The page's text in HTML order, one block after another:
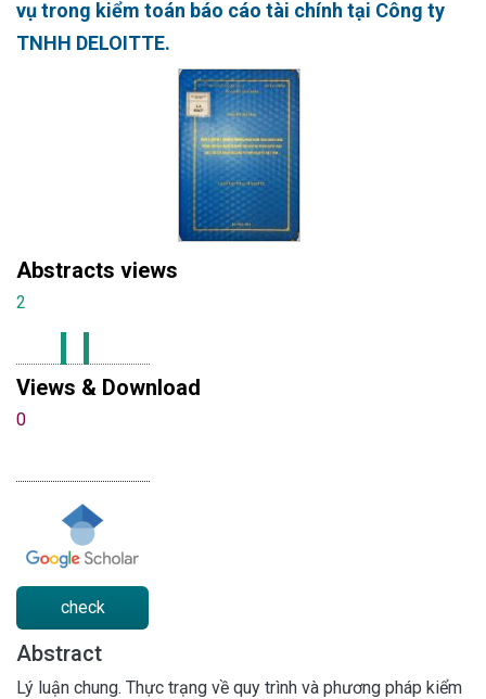
vụ trong kiểm toán báo cáo tài chính tại Công ty
TNHH DELOITTE.
Abstracts views
2
Views & Download
0
check
Abstract
Lý luận chung. Thực trạng về quy trình và phương pháp kiểm